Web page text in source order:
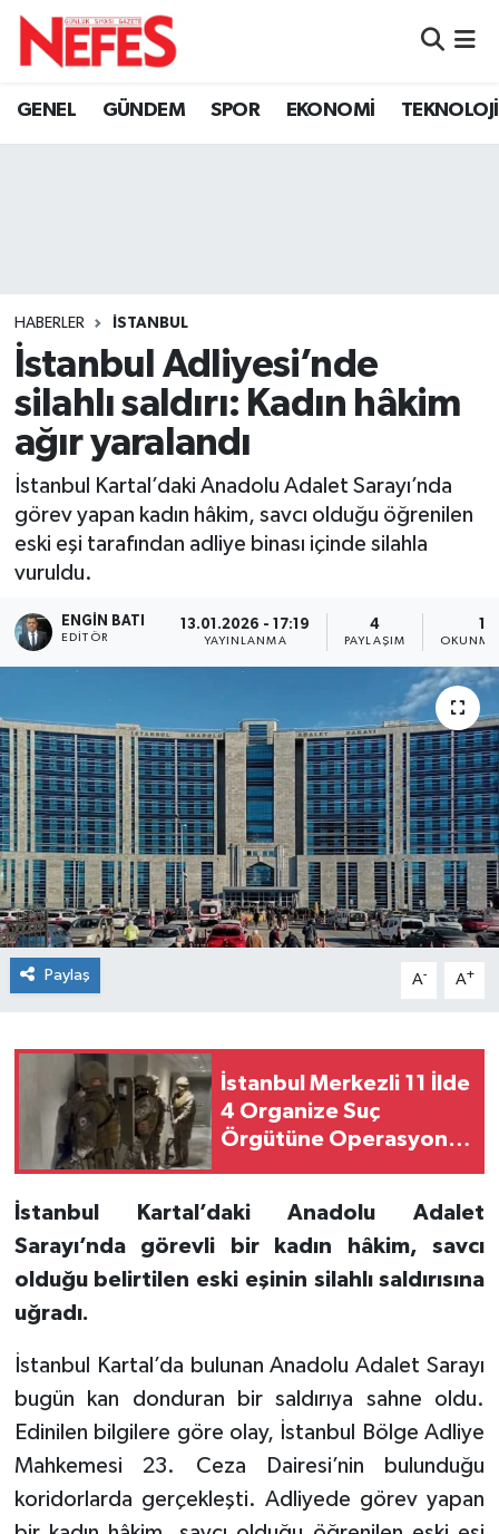
GENEL GÜNDEM SPOR EKONOMİ TEKNOLOJİ
HABERLER İSTANBUL
İstanbul Adliyesi’nde
silahlı saldırı: Kadın hâkim
ağır yaralandı
İstanbul Kartal’daki Anadolu Adalet Sarayı’nda
görev yapan kadın hâkim, savcı olduğu öğrenilen
eski eşi tarafından adliye binası içinde silahla
vuruldu.
ENGIN BATI
EDITÖR
13.01.2026 - 17:19
YAYINLANMA
4
PAYLAŞIM
1
Paylaş A- A+
İstanbul Merkezli 11 İlde
4 Organize Suç
Örgütüne Operasyon:
İstanbul Kartal’daki Anadolu Adalet
Sarayı’nda görevli bir kadın hâkim, savcı
olduğu belirtilen eski eşinin silahlı saldırısına
uğradı.
İstanbul Kartal’da bulunan Anadolu Adalet Sarayı
bugün kan donduran bir saldırıya sahne oldu.
Edinilen bilgilere göre olay, İstanbul Bölge Adliye
Mahkemesi 23. Ceza Dairesi’nin bulunduğu
koridorlarda gerçekleşti. Adliyede görev yapan
Hava Durumu
Süper Lig Puan Durumu ve Fikstür
Tüm Manşetler
Son Dakika Haberleri
Haber Arşivi